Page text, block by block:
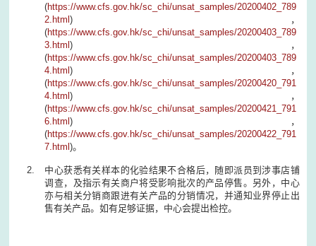
(https://www.cfs.gov.hk/sc_chi/unsat_samples/20200402_789
2.html)，
(https://www.cfs.gov.hk/sc_chi/unsat_samples/20200403_789
3.html)，
(https://www.cfs.gov.hk/sc_chi/unsat_samples/20200403_789
4.html)，
(https://www.cfs.gov.hk/sc_chi/unsat_samples/20200420_791
4.html)，
(https://www.cfs.gov.hk/sc_chi/unsat_samples/20200421_791
6.html)，
(https://www.cfs.gov.hk/sc_chi/unsat_samples/20200422_791
7.html)。
中心获悉有关样本的化验结果不合格后，随即派员到涉事店铺
调查，及指示有关商户将受影响批次的产品停售。另外，中心
亦与相关分销商跟进有关产品的分销情况，并通知业界停止出
售有关产品。如有足够证据，中心会提出检控。